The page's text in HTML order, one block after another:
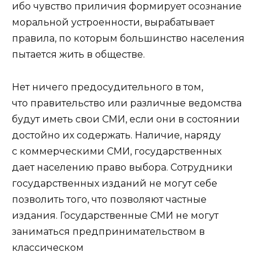
ибо чувство приличия формирует осознание
моральной устроенности, вырабатывает
правила, по которым большинство населения
пытается жить в обществе.
Нет ничего предосудительного в том,
что правительство или различные ведомства
будут иметь свои СМИ, если они в состоянии
достойно их содержать. Наличие, наряду
с коммерческими СМИ, государственных
дает населению право выбора. Сотрудники
государственных изданий не могут себе
позволить того, что позволяют частные
издания. Государственные СМИ не могут
заниматься предпринимательством в
классическом